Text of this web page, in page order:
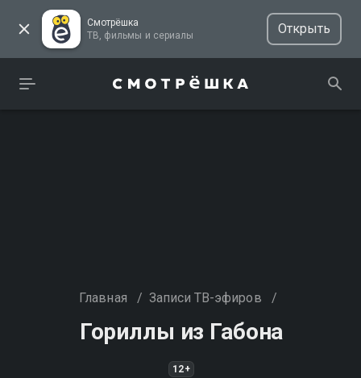
Смотрёшка
ТВ, фильмы и сериалы
Открыть
Главная / Записи ТВ-эфиров /
Гориллы из Габона
12+